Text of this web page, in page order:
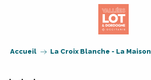
Accueil La Croix Blanche - La Maison